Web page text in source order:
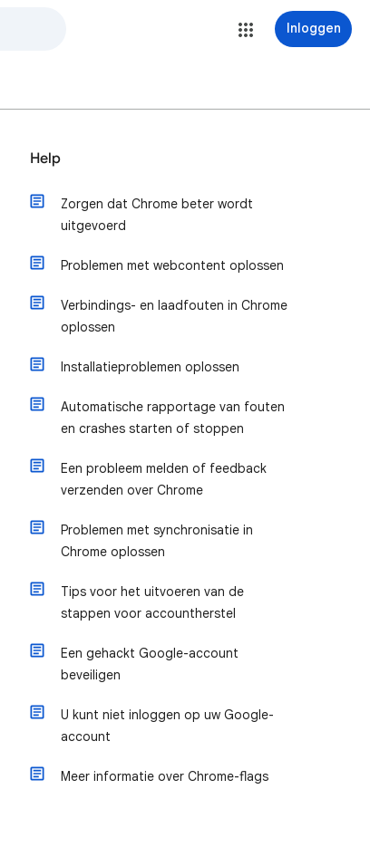
Inloggen
Help
Zorgen dat Chrome beter wordt
uitgevoerd
Problemen met webcontent oplossen
Verbindings- en laadfouten in Chrome
oplossen
Installatieproblemen oplossen
Automatische rapportage van fouten
en crashes starten of stoppen
Een probleem melden of feedback
verzenden over Chrome
Problemen met synchronisatie in
Chrome oplossen
Tips voor het uitvoeren van de
stappen voor accountherstel
Een gehackt Google-account
beveiligen
U kunt niet inloggen op uw Google-
account
Meer informatie over Chrome-flags